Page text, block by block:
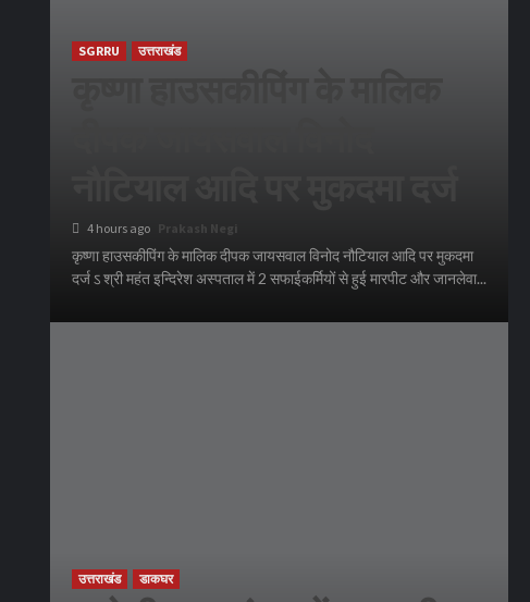
SGRRU उत्तराखंड
4 hours ago Prakash Negi
कृष्णा हाउसकीपिंग के मालिक दीपक जायसवाल विनोद नौटियाल आदि पर मुकदमा
दर्ज ऽ श्री महंत इन्दिरेश अस्पताल में 2 सफाईकर्मियों से हुई मारपीट और जानलेवा...
उत्तराखंड डाकघर